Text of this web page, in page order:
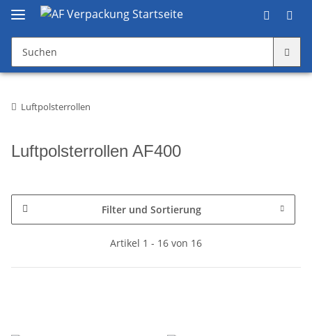
Luftpolsterrollen
Luftpolsterrollen AF400
Filter und Sortierung
Artikel 1 - 16 von 16